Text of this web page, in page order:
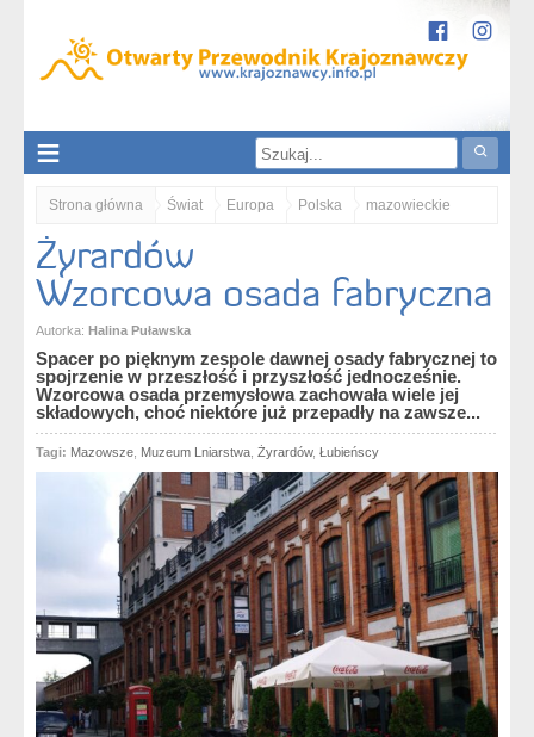
Strona główna Świat Europa Polska mazowieckie
Żyrardów. Wzorcowa osada fabryczna
Żyrardów
Wzorcowa osada fabryczna
Autorka: Halina Puławska
Spacer po pięknym zespole dawnej osady fabrycznej to
spojrzenie w przeszłość i przyszłość jednocześnie.
Wzorcowa osada przemysłowa zachowała wiele jej
składowych, choć niektóre już przepadły na zawsze...
Tagi: Mazowsze Muzeum Lniarstwa Żyrardów, Łubieńscy